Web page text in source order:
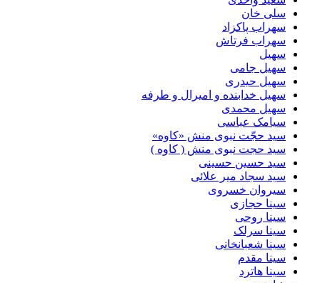
سلی خان
سهراب پاکزاد
سهراب فرتاش
سهیل
سهیل جامی
سهیل حیدری
سهیل خدابنده و امیرال و طرفه
سهیل محمدی
سیامک عباسی
سید حجّت نبوی منش «کاوه»
سید حجت نبوی منش ( کاوه )
سید حسین حسینى
سید سجاد میر علائی
سیروان خسروی
سینا حجازی
سینا روحی
سینا سرلک
سینا شعبانخانی
سینا مقدم
سینا هاترد